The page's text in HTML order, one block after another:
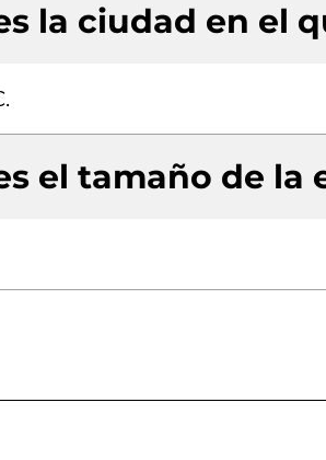
la ciudad en el
el tamaño de la